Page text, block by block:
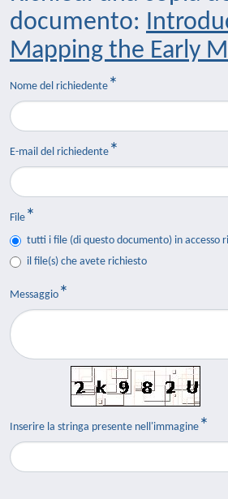
documento:
Mapping the Early
Nome del richiedente
E-mail del richiedente
File
tutti i file (di questo documento) in accesso
il file(s) che avete richiesto
Messaggio
Inserire la stringa presente nell'immagine